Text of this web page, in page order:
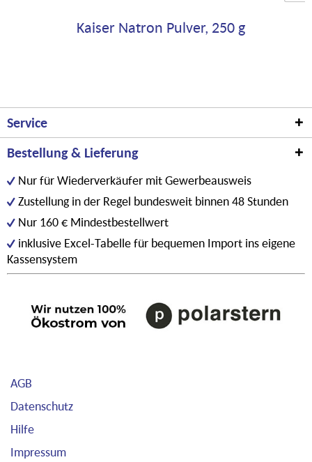
Kaiser Natron Pulver, 250 g
Service
Bestellung & Lieferung
Nur für Wiederverkäufer mit Gewerbeausweis
Zustellung in der Regel bundesweit binnen 48 Stunden
Nur 160 € Mindestbestellwert
inklusive Excel-Tabelle für bequemen Import ins eigene
Kassensystem
AGB
Datenschutz
Hilfe
Impressum